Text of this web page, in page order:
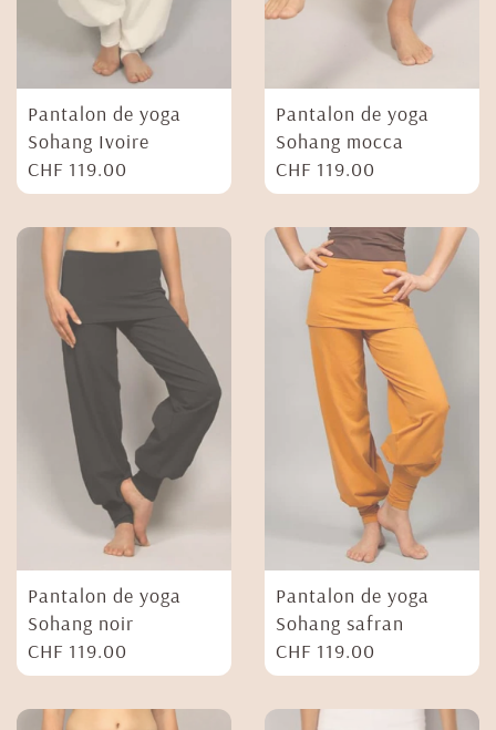
Pantalon de yoga
Sohang Ivoire
CHF 119.00
Pantalon de yoga
Sohang mocca
CHF 119.00
Pantalon de yoga
Sohang noir
CHF 119.00
Pantalon de yoga
Sohang safran
CHF 119.00